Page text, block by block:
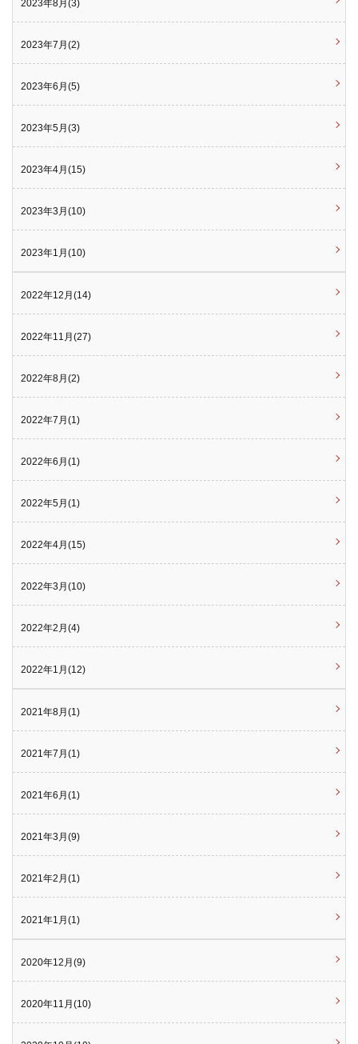
2023年8月(3)
2023年7月(2)
2023年6月(5)
2023年5月(3)
2023年4月(15)
2023年3月(10)
2023年1月(10)
2022年12月(14)
2022年11月(27)
2022年8月(2)
2022年7月(1)
2022年6月(1)
2022年5月(1)
2022年4月(15)
2022年3月(10)
2022年2月(4)
2022年1月(12)
2021年8月(1)
2021年7月(1)
2021年6月(1)
2021年3月(9)
2021年2月(1)
2021年1月(1)
2020年12月(9)
2020年11月(10)